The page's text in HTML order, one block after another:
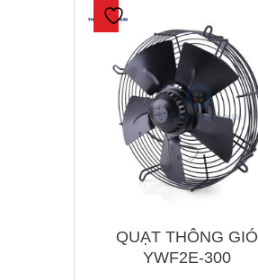
QUẠT THÔNG GIÓ
YWF2E-300